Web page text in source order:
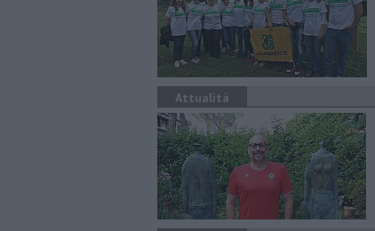
Attualità